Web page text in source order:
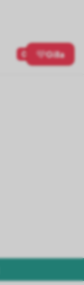
0 Gilla